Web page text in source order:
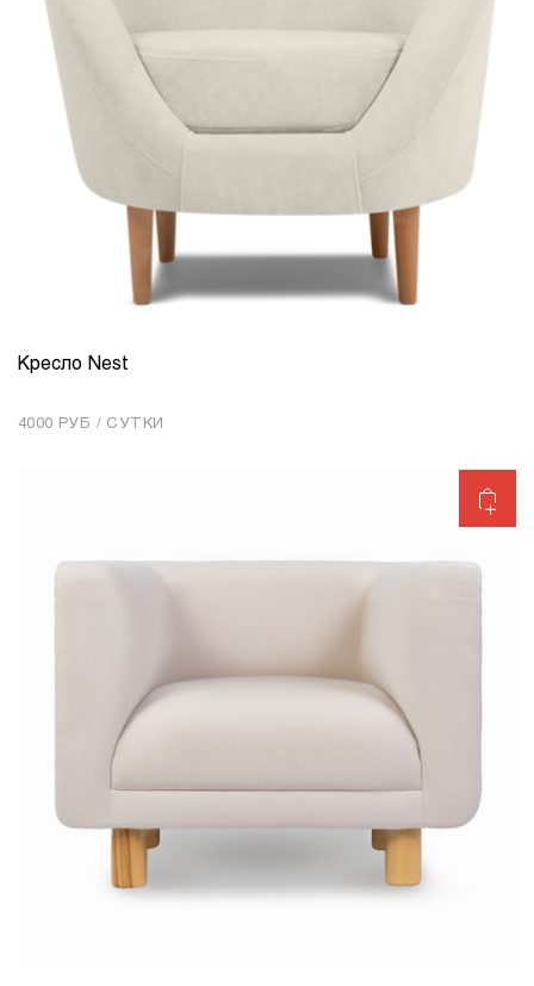
КОЛИЧЕСТВО
Кресло Nest
4000 РУБ / СУТКИ